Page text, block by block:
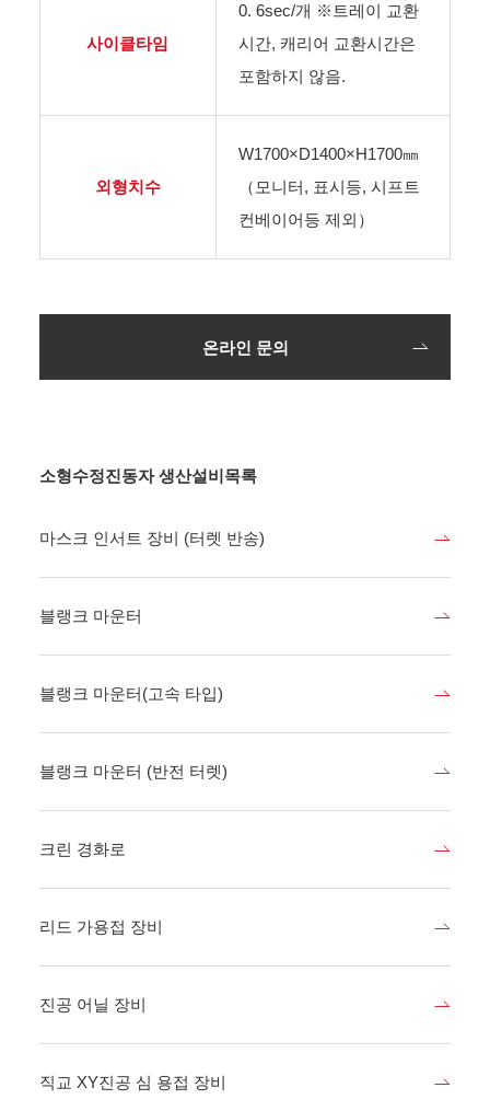
사이클타임
0. 6sec/개 ※트레이 교환
시간, 캐리어 교환시간은
포함하지 않음.
외형치수
W1700×D1400×H1700㎜
（모니터, 표시등, 시프트
컨베이어등 제외）
온라인 문의
소형수정진동자 생산설비목록
마스크 인서트 장비 (터렛 반송)
블랭크 마운터
블랭크 마운터(고속 타입)
블랭크 마운터 (반전 터렛)
크린 경화로
리드 가용접 장비
진공 어닐 장비
직교 XY진공 심 용접 장비